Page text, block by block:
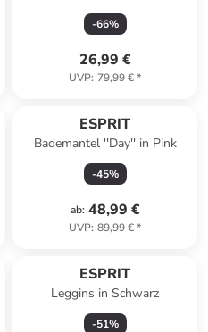
Grau
-66%
26,99 €
UVP: 79,99 €*
ESPRIT
Bademantel ''Day'' in Pink
-45%
ab: 48,99 €
UVP: 89,99 €*
ESPRIT
Leggins in Schwarz
-51%